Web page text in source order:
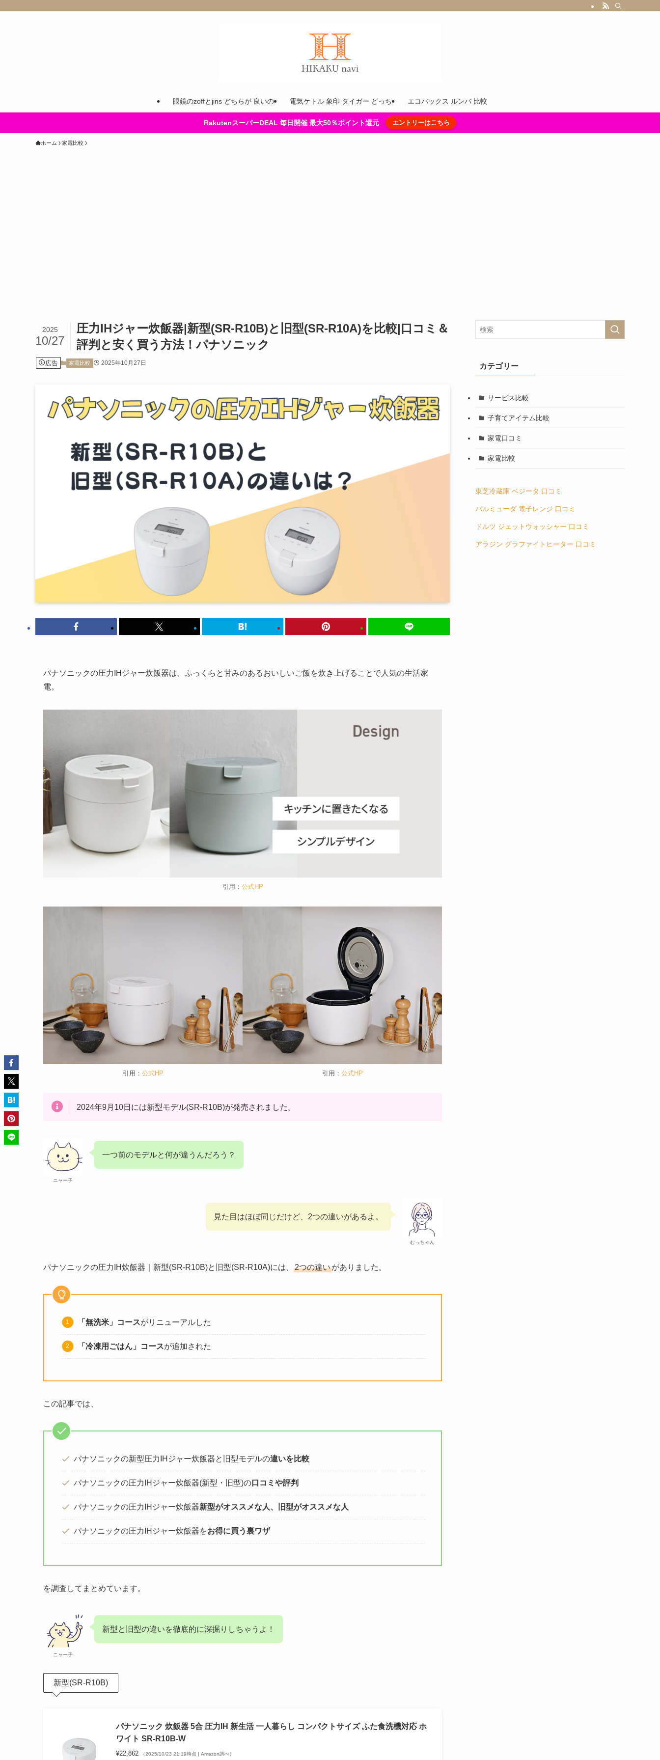
眼鏡のzoffとjins どちらが 良いの 電気ケトル 象印 タイガー どっち エコバックス ルンバ 比較
RakutenスーパーDEAL 毎日開催 最大50％ポイント還元 エントリーはこちら
ホーム 家電比較
圧力IHジャー炊飯器|新型(SR-R10B)と旧型(SR-R10A)を比較|口コミ＆
評判と安く買う方法！パナソニック
2025
10/27
広告 家電比較 2025年10月27日
パナソニックの圧力IHジャー炊飯器は、ふっくらと甘みのあるおいしいご飯を炊き上げることで人気の生活家
電。
引用： 公式HP
引用： 公式HP 引用： 公式HP
2024年9月10日には新型モデル(SR-R10B)が発売されました。
ニャー子
一つ前のモデルと何が違うんだろう？
むっちゃん
見た目はほぼ同じだけど、2つの違いがあるよ。
パナソニックの圧力IH炊飯器｜新型(SR-R10B)と旧型(SR-R10A)には、 2つの違いがありました。
「無洗米」コースがリニューアルした
「冷凍用ごはん」コースが追加された
この記事では、
パナソニックの新型圧力IHジャー炊飯器と旧型モデルの違いを比較
パナソニックの圧力IHジャー炊飯器(新型・旧型)の口コミや評判
パナソニックの圧力IHジャー炊飯器新型がオススメな人、旧型がオススメな人
パナソニックの圧力IHジャー炊飯器をお得に買う裏ワザ
を調査してまとめています。
ニャー子
新型と旧型の違いを徹底的に深掘りしちゃうよ！
新型(SR-R10B)
パナソニック 炊飯器 5合 圧力IH 新生活 一人暮らし コンパクトサイズ ふた食洗機対応 ホ
ワイト SR-R10B-W
¥22,862 （2025/10/23 21:19時点 | Amazon調べ）
カテゴリー
サービス比較
子育てアイテム比較
家電口コミ
家電比較
東芝冷蔵庫 ベジータ 口コミ
バルミューダ 電子レンジ 口コミ
ドルツ ジェットウォッシャー 口コミ
アラジン グラファイトヒーター 口コミ